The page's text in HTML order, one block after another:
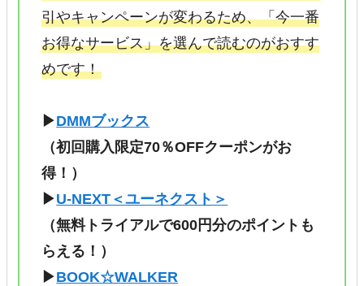
引やキャンペーンが変わるため、「今一番
お得なサービス」を選んで読むのがおすす
めです！
▶DMMブックス
（初回購入限定70％OFFクーポンがお
得！）
▶U-NEXT＜ユーネクスト＞
（無料トライアルで600円分のポイントも
らえる！）
▶BOOK☆WALKER